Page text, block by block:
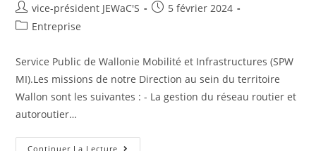
vice-président JEWaC'S
5 février 2024
Entreprise
Service Public de Wallonie Mobilité et Infrastructures (SPW
MI).Les missions de notre Direction au sein du territoire
Wallon sont les suivantes : - La gestion du réseau routier et
autoroutier…
Continuer La Lecture